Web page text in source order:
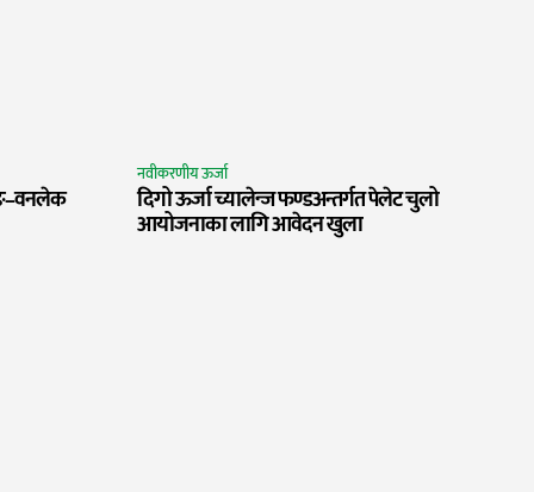
नवीकरणीय ऊर्जा
दिगो ऊर्जा च्यालेन्ज फण्डअन्तर्गत पेलेट चुलो
आयोजनाका लागि आवेदन खुला